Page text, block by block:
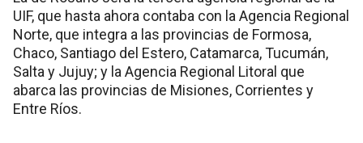
UIF, que hasta ahora contaba con la Agencia Regional
Norte, que integra a las provincias de Formosa,
Chaco, Santiago del Estero, Catamarca, Tucumán,
Salta y Jujuy; y la Agencia Regional Litoral que
abarca las provincias de Misiones, Corrientes y
Entre Ríos.